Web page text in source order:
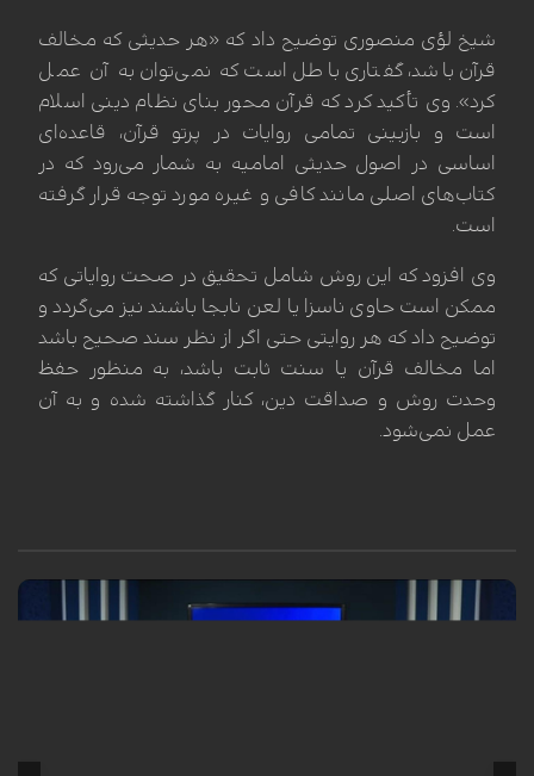
شیخ لؤی منصوری توضیح داد که «هر حدیثی که مخالف
قرآن باشد، گفتاری باطل است که نمی‌توان به آن عمل
کرد». وی تأکید کرد که قرآن محور بنای نظام دینی اسلام
است و بازبینی تمامی روایات در پرتو قرآن، قاعده‌ای
اساسی در اصول حدیثی امامیه به شمار می‌رود که در
کتاب‌های اصلی مانند کافی و غیره مورد توجه قرار گرفته
است.
وی افزود که این روش شامل تحقیق در صحت روایاتی که
ممکن است حاوی ناسزا یا لعن نابجا باشند نیز می‌گردد و
توضیح داد که هر روایتی حتی اگر از نظر سند صحیح باشد
اما مخالف قرآن یا سنت ثابت باشد، به منظور حفظ
وحدت روش و صداقت دین، کنار گذاشته شده و به آن
عمل نمی‌شود.